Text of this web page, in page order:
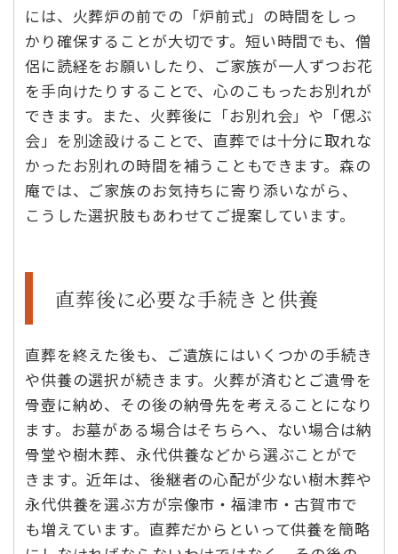
には、火葬炉の前での「炉前式」の時間をしっ
かり確保することが大切です。短い時間でも、僧
侶に読経をお願いしたり、ご家族が一人ずつお花
を手向けたりすることで、心のこもったお別れが
できます。また、火葬後に「お別れ会」や「偲ぶ
会」を別途設けることで、直葬では十分に取れな
かったお別れの時間を補うこともできます。森の
庵では、ご家族のお気持ちに寄り添いながら、
こうした選択肢もあわせてご提案しています。
直葬後に必要な手続きと供養
直葬を終えた後も、ご遺族にはいくつかの手続き
や供養の選択が続きます。火葬が済むとご遺骨を
骨壺に納め、その後の納骨先を考えることになり
ます。お墓がある場合はそちらへ、ない場合は納
骨堂や樹木葬、永代供養などから選ぶことがで
きます。近年は、後継者の心配が少ない樹木葬や
永代供養を選ぶ方が宗像市・福津市・古賀市で
も増えています。直葬だからといって供養を簡略